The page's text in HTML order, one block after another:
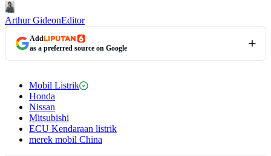
Arthur GideonEditor
Add
as a preferred source on Google
Mobil Listrik
Honda
Nissan
Mitsubishi
ECU Kendaraan listrik
merek mobil China